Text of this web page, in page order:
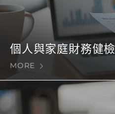
個人與家庭財務健檢
MORE